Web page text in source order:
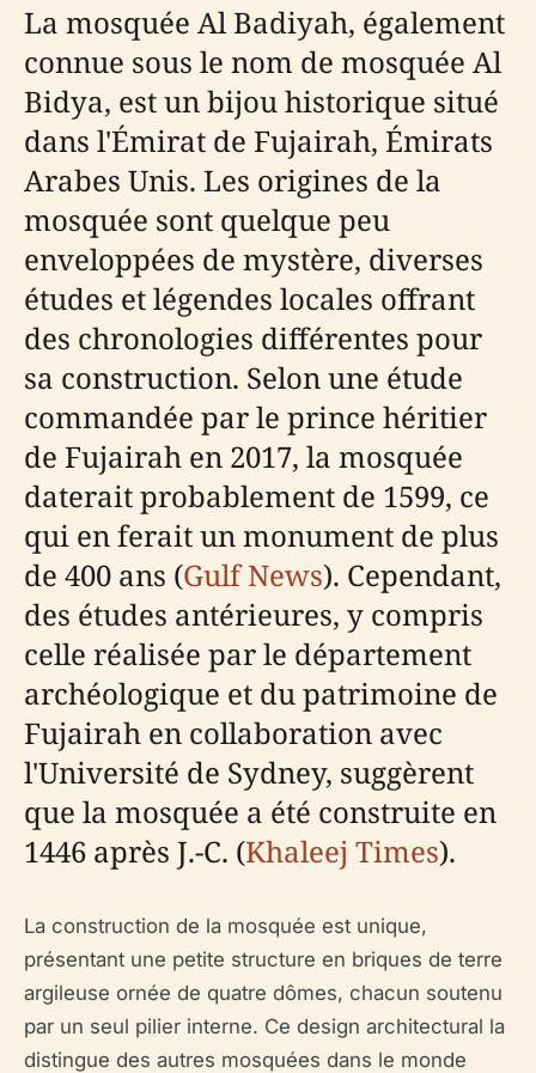
La mosquée Al Badiyah, également
connue sous le nom de mosquée Al
Bidya, est un bijou historique situé
dans l'Émirat de Fujairah, Émirats
Arabes Unis. Les origines de la
mosquée sont quelque peu
enveloppées de mystère, diverses
études et légendes locales offrant
des chronologies différentes pour
sa construction. Selon une étude
commandée par le prince héritier
de Fujairah en 2017, la mosquée
daterait probablement de 1599, ce
qui en ferait un monument de plus
de 400 ans (Gulf News). Cependant,
des études antérieures, y compris
celle réalisée par le département
archéologique et du patrimoine de
Fujairah en collaboration avec
l'Université de Sydney, suggèrent
que la mosquée a été construite en
1446 après J.-C. (Khaleej Times).
La construction de la mosquée est unique,
présentant une petite structure en briques de terre
argileuse ornée de quatre dômes, chacun soutenu
par un seul pilier interne. Ce design architectural la
distingue des autres mosquées dans le monde